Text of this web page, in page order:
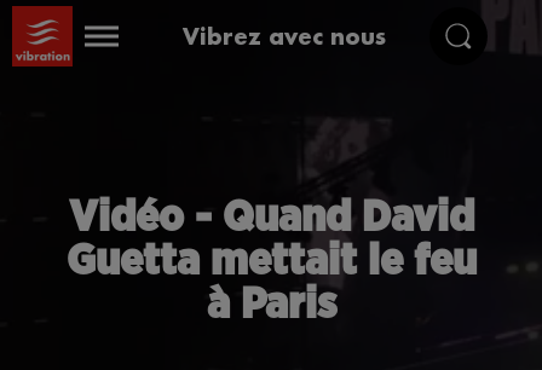
Vibrez avec nous
Vidéo - Quand David
Guetta mettait le feu
à Paris